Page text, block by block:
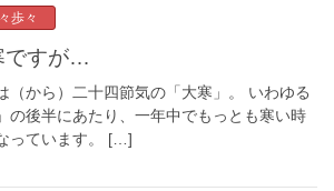
歩々
ですが…
（から）二十四節気の「大寒」。 いわゆる
の後半にあたり、一年中でもっとも寒い時
っています。 […]